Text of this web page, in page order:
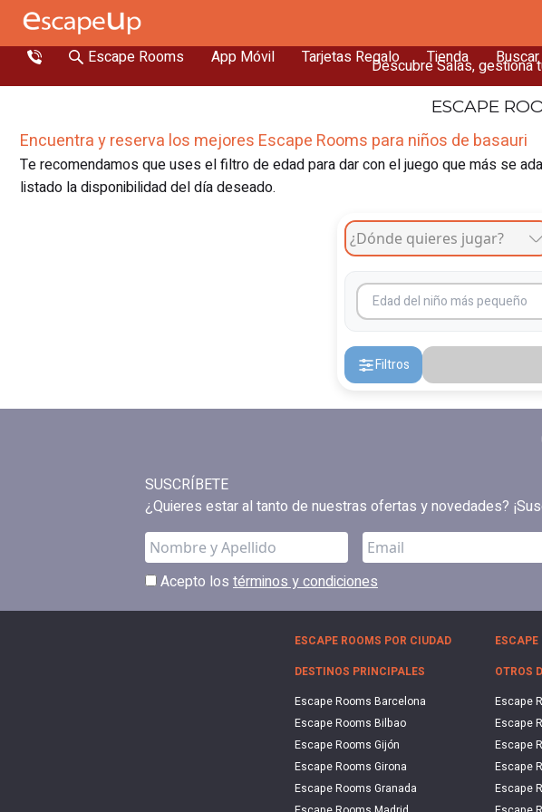
Escape Rooms App Móvil Tarjetas Regalo Tienda
Descubre Salas, gestiona
ESCAPE
Encuentra y reserva los mejores Escape Rooms para niños de basauri
Te recomendamos que uses el filtro de edad para dar con el juego que más se
listado la disponibilidad del día deseado.
Filtros
SUSCRÍBETE
¿Quieres estar al tanto de nuestras ofertas y novedades?
Acepto los términos y condiciones
ESCAPE ROOMS POR CIUDAD
DESTINOS PRINCIPALES
Escape Rooms Barcelona
Escape Rooms Bilbao
Escape Rooms Gijón
Escape Rooms Girona
Escape Rooms Granada
OTROS
Escape
Escape
Escape
Escape
Escape